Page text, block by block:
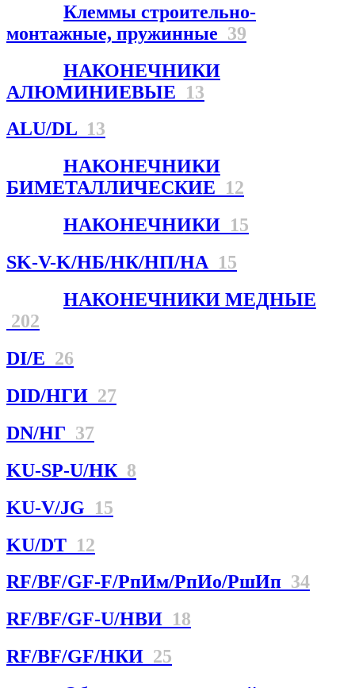
Клеммы строительно-
монтажные, пружинные 39
НАКОНЕЧНИКИ
АЛЮМИНИЕВЫЕ 13
ALU/DL 13
НАКОНЕЧНИКИ
БИМЕТАЛЛИЧЕСКИЕ 12
НАКОНЕЧНИКИ 15
SK-V-K/НБ/НК/НП/НА 15
НАКОНЕЧНИКИ МЕДНЫЕ
202
DI/E 26
DID/НГИ 27
DN/НГ 37
KU-SP-U/НК 8
KU-V/JG 15
KU/DT 12
RF/BF/GF-F/РпИм/РпИо/РшИп 34
RF/BF/GF-U/НBИ 18
RF/BF/GF/НКИ 25